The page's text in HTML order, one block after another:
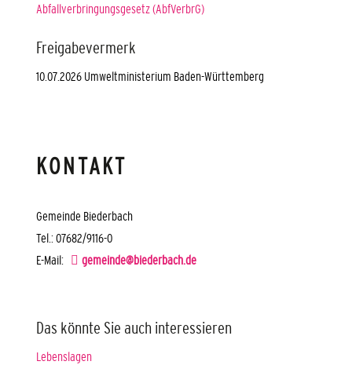
Abfallverbringungsgesetz (AbfVerbrG)
Freigabevermerk
10.07.2026 Umweltministerium Baden-Württemberg
KONTAKT
Gemeinde Biederbach
Tel.: 07682/9116-0
E-Mail:
gemeinde@biederbach.de
Das könnte Sie auch interessieren
Lebenslagen